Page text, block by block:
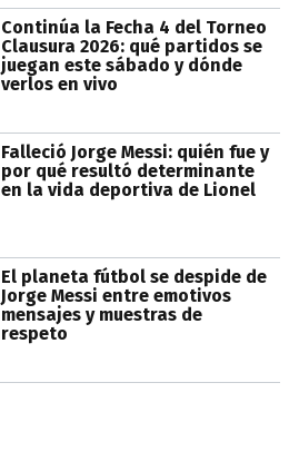
Continúa la Fecha 4 del Torneo
Clausura 2026: qué partidos se
juegan este sábado y dónde
verlos en vivo
Falleció Jorge Messi: quién fue y
por qué resultó determinante
en la vida deportiva de Lionel
El planeta fútbol se despide de
Jorge Messi entre emotivos
mensajes y muestras de
respeto